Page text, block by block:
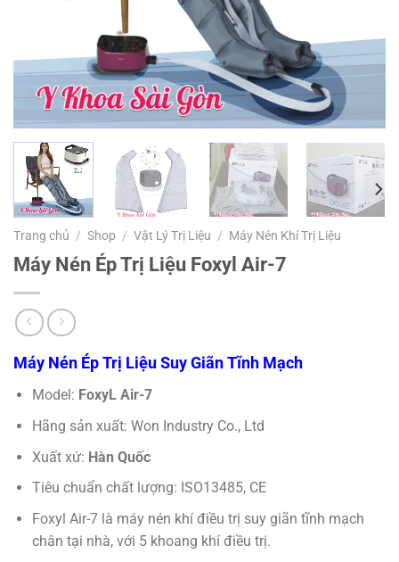
Trang chủ / Shop / Vật Lý Trị Liệu / Máy Nén Khí Trị Liệu
Máy Nén Ép Trị Liệu Foxyl Air-7
Máy Nén Ép Trị Liệu Suy Giãn Tĩnh Mạch
Model: FoxyL Air-7
Hãng sản xuất: Won Industry Co., Ltd
Xuất xứ: Hàn Quốc
Tiêu chuẩn chất lượng: ISO13485, CE
Foxyl Air-7 là máy nén khí điều trị suy giãn tĩnh mạch
chân tại nhà, với 5 khoang khí điều trị.